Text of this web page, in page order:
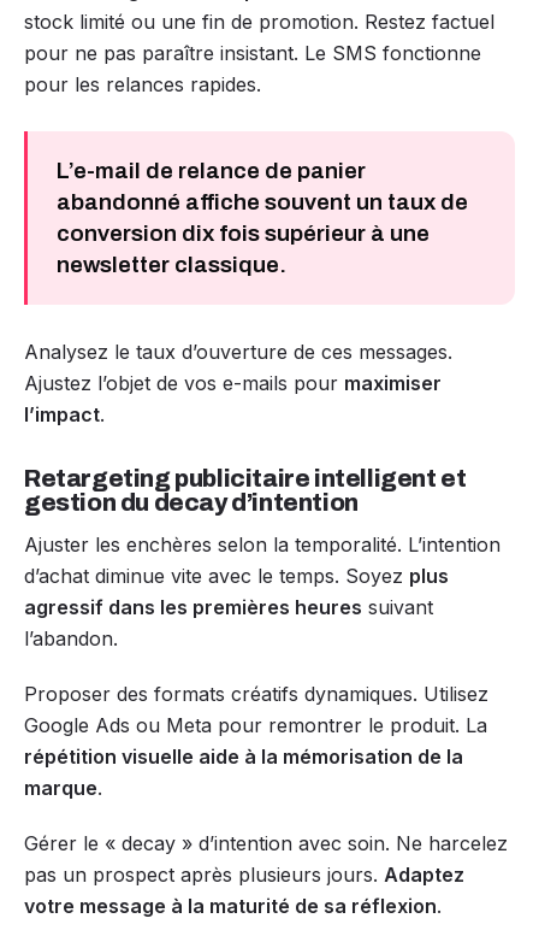
stock limité ou une fin de promotion. Restez factuel
pour ne pas paraître insistant. Le SMS fonctionne
pour les relances rapides.
L’e-mail de relance de panier
abandonné affiche souvent un taux de
conversion dix fois supérieur à une
newsletter classique.
Analysez le taux d’ouverture de ces messages.
Ajustez l’objet de vos e-mails pour maximiser
l’impact.
Retargeting publicitaire intelligent et
gestion du decay d’intention
Ajuster les enchères selon la temporalité. L’intention
d’achat diminue vite avec le temps. Soyez plus
agressif dans les premières heures suivant
l’abandon.
Proposer des formats créatifs dynamiques. Utilisez
Google Ads ou Meta pour remontrer le produit. La
répétition visuelle aide à la mémorisation de la
marque.
Gérer le « decay » d’intention avec soin. Ne harcelez
pas un prospect après plusieurs jours. Adaptez
votre message à la maturité de sa réflexion.